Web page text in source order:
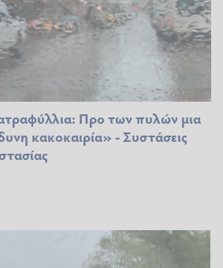
Προ των πυλών μια
κακοκαιρία» - Συστάσεις